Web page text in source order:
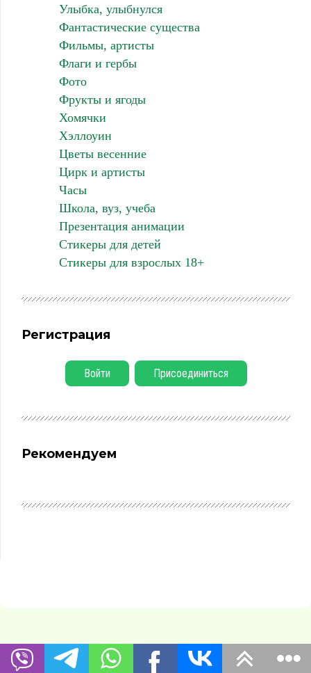
Улыбка, улыбнулся
Фантастические существа
Фильмы, артисты
Флаги и гербы
Фото
Фрукты и ягоды
Хомячки
Хэллоуин
Цветы весенние
Цирк и артисты
Часы
Школа, вуз, учеба
Презентация анимации
Стикеры для детей
Стикеры для взрослых 18+
Регистрация
Войти Присоединиться
Рекомендуем